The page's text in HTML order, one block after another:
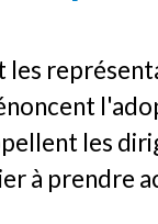
les
les
à prendre